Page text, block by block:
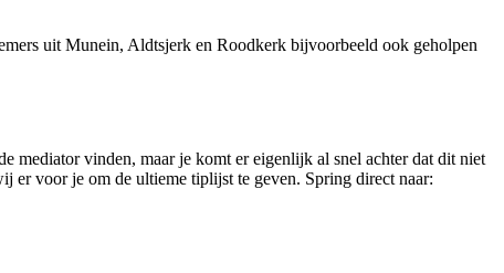
uit Munein, Aldtsjerk en Roodkerk bijvoorbeeld ook geholpen
mediator vinden, maar je komt er eigenlijk al snel achter dat dit niet
er voor je om de ultieme tiplijst te geven. Spring direct naar: